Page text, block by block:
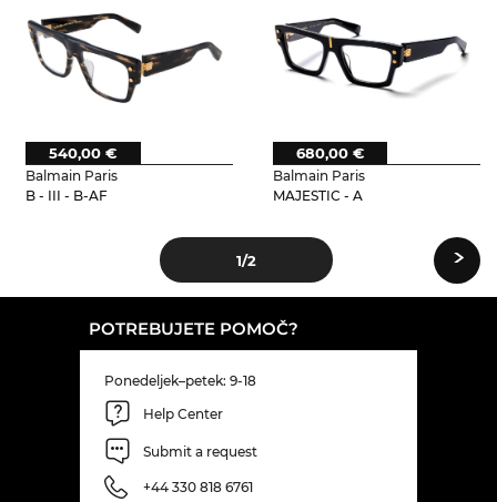
Balmain Paris
B - III - B-AF
540,00 €
Balmain Paris
MAJESTIC - A
680,00 €
1/2 ›
POTREBUJETE POMOČ?
Ponedeljek–petek: 9-18
Help Center
Submit a request
+44 330 818 6761